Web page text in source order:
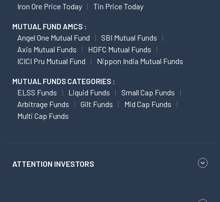
Iron Ore Price Today
Tin Price Today
MUTUAL FUND AMCS :
Angel One Mutual Fund
SBI Mutual Funds
Axis Mutual Funds
HDFC Mutual Funds
ICICI Pru Mutual Fund
Nippon India Mutual Funds
MUTUAL FUNDS CATEGORIES :
ELSS Funds Liquid Funds
Small Cap Funds
Arbitrage Funds
Gilt Funds
Mid Cap Funds
Multi Cap Funds
ATTENTION INVESTORS